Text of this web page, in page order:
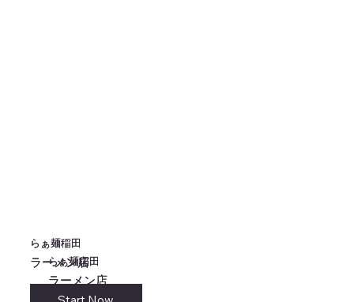
らぁ麺稲田
ラーメン店
らぁ麺稲田
ラーメン店
らぁ麺稲田
ラーメン店
らぁ麺稲田
ラーメン店